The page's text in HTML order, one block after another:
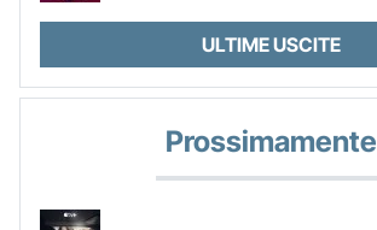
ULTIME USCITE
Prossimamente